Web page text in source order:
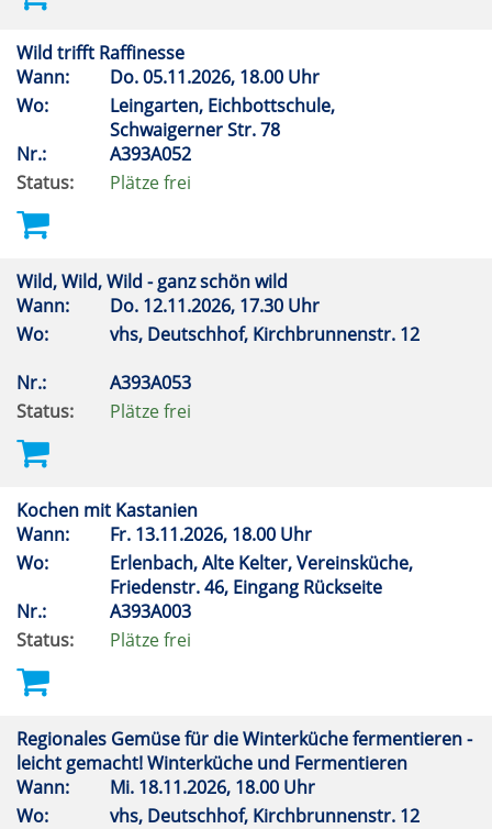
Wild trifft Raffinesse
Wann:
Do.05.11.2026, 18.00 Uhr
Wo:
Leingarten, Eichbottschule,
Schwaigerner Str. 78
Nr.:
A393A052
Status:
Plätze frei
Wild, Wild, Wild - ganz schön wild
Wann:
Do. 12.11.2026, 17.30 Uhr
Wo:
vhs, Deutschhof, Kirchbrunnenstr. 12
Nr.:
A393A053
Status:
Plätze frei
Kochen mit Kastanien
Wann:
Fr. 13.11.2026, 18.00 Uhr
Wo:
Erlenbach, Alte Kelter, Vereinsküche,
Friedenstr. 46, Eingang Rückseite
Nr.:
A393A003
Status:
Plätze frei
Regionales Gemüse für die Winterküche fermentieren -
leicht gemacht! Winterküche und Fermentieren
Wann:
Mi. 18.11.2026, 18.00 Uhr
Wo:
vhs, Deutschhof, Kirchbrunnenstr. 12